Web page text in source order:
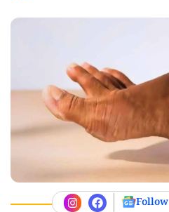
Follow